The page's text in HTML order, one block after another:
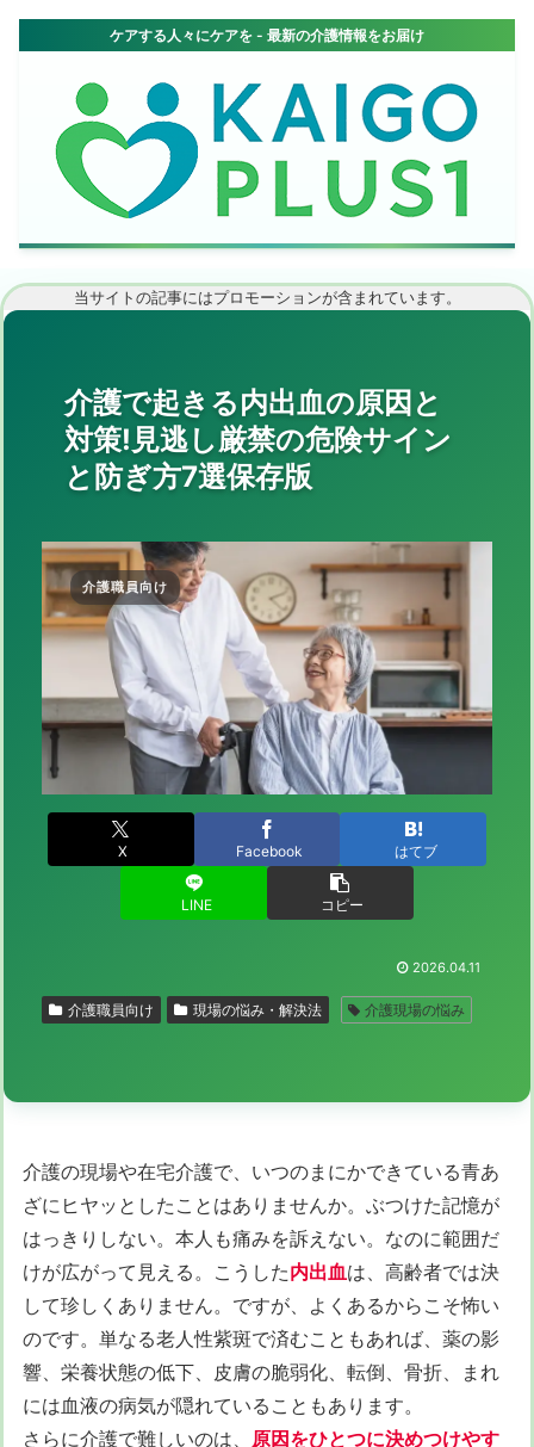
当サイトの記事にはプロモーションが含まれています。
介護で起きる内出血の原因と
対策!見逃し厳禁の危険サイン
と防ぎ方7選保存版
介護職員向け
X Facebook はてブ
LINE コピー
2026.04.11
介護職員向け 現場の悩み・解決法 介護現場の悩み
介護の現場や在宅介護で、いつのまにかできている青あ
ざにヒヤッとしたことはありませんか。ぶつけた記憶が
はっきりしない。本人も痛みを訴えない。なのに範囲だ
けが広がって見える。こうした内出血は、高齢者では決
して珍しくありません。ですが、よくあるからこそ怖い
のです。単なる老人性紫斑で済むこともあれば、薬の影
響、栄養状態の低下、皮膚の脆弱化、転倒、骨折、まれ
には血液の病気が隠れていることもあります。
さらに介護で難しいのは、 原因をひとつに決めつけやす